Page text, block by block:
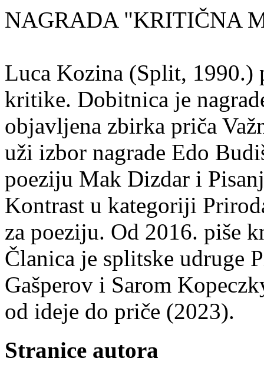
NAGRADA "KRITIČNA
Luca Kozina (Split, 1990.)
kritike. Dobitnica je
objavljena zbirka priča
uži izbor nagrade Edo
poeziju Mak Dizdar i
Kontrast u kategoriji
za poeziju. Od 2016. piše
Članica je splitske udruge
Gašperov i Sarom
od ideje do priče (2023).
Stranice autora